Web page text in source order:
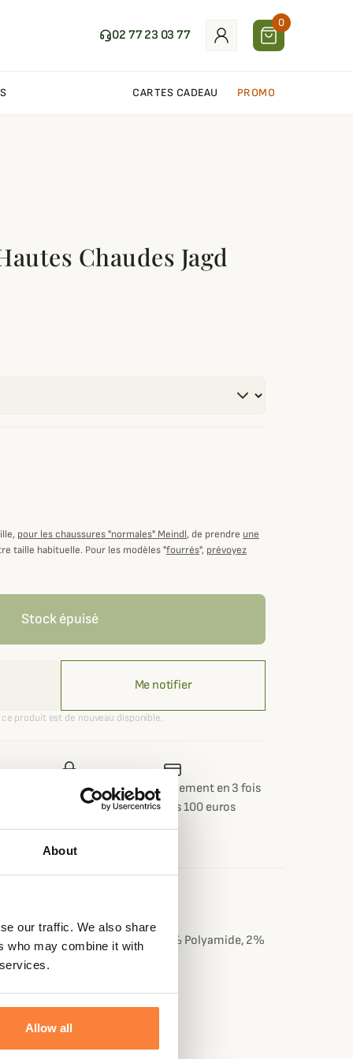
About
our traffic. We also share
who may combine it with
Allow all
02 77 23 03 77
0
CARTES CADEAU PROMO
Chaudes Jagd
pour les chaussures "normales" Meindl, de prendre une
taille habituelle. Pour les modèles "fourrés", prévoyez
Stock épuisé
Me notifier
produit est de nouveau disponible.
Paiement sécurisé
Paiement en 3 fois
dès 100 euros
Merinos, 30% Polyester, 8% Polyamide, 2%
, Polyamide, Polyester